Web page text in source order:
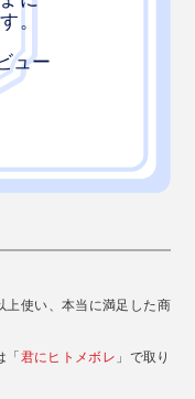
上使い、本当に満足した商
「君にヒトメボレ 」で取り